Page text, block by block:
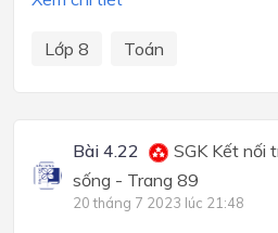
Lớp 8 Toán
Bài 4.22
SGK Kết nối
sống - Trang 89
20 tháng 7 2023 lúc 21:48